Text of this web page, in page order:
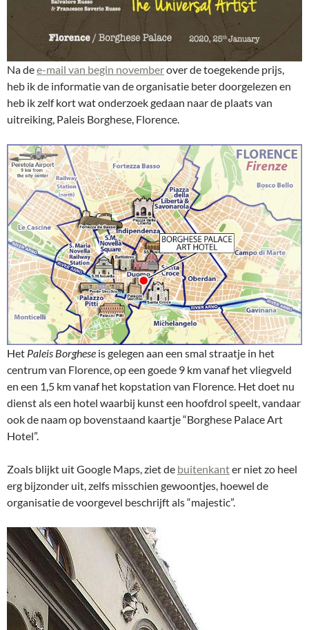
Na dee-mail van begin novemberover de toegekende prijs,
heb ik de informatie van de organisatie beter doorgelezen en
heb ik zelf kort wat onderzoek gedaan naar de plaats van
uitreiking, Paleis Borghese, Florence.
Het Paleis Borghese is gelegen aan een smal straatje in het
centrum van Florence, op een goede 9 km vanaf het vliegveld
en een 1,5 km vanaf het kopstation van Florence. Het doet nu
dienst als een hotel waarbij kunst een hoofdrol speelt, vandaar
ook de naam op bovenstaand kaartje “Borghese Palace Art
Hotel”.
Zoals blijkt uit Google Maps, ziet de buitenkanter niet zo heel
erg bijzonder uit, zelfs misschien gewoontjes, hoewel de
organisatie de voorgevel beschrijft als “majestic”.